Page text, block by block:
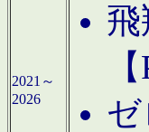
2021～
2026
飛